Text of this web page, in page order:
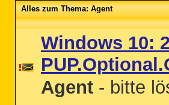
Alles zum Thema: Agent
Windows 10:
Agent - bitte